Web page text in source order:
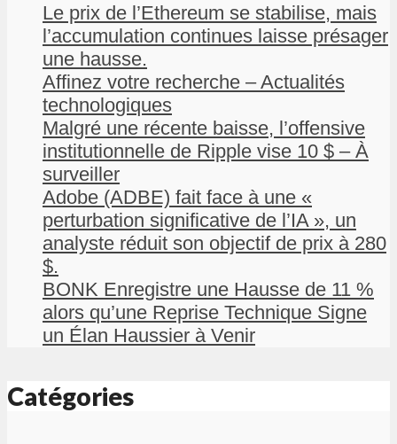
Le prix de l’Ethereum se stabilise, mais
l’accumulation continues laisse présager
une hausse.
Affinez votre recherche – Actualités
technologiques
Malgré une récente baisse, l’offensive
institutionnelle de Ripple vise 10 $ – À
surveiller
Adobe (ADBE) fait face à une «
perturbation significative de l’IA », un
analyste réduit son objectif de prix à 280
$.
BONK Enregistre une Hausse de 11 %
alors qu’une Reprise Technique Signe
un Élan Haussier à Venir
Catégories